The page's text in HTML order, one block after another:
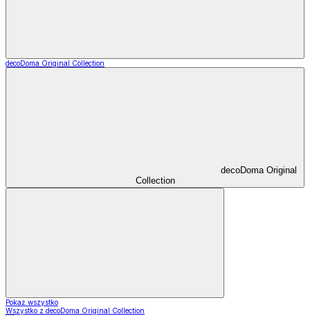
decoDoma Original Collection
decoDoma Original
Collection
Pokaż wszystko
Wszystko z decoDoma Original Collection